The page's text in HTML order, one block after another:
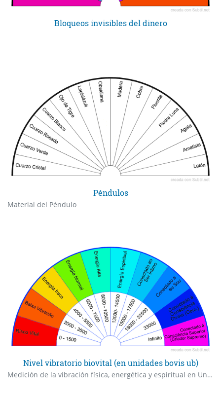
Bloqueos invisibles del dinero
Péndulos
Material del Péndulo
Nivel vibratorio biovital (en unidades bovis ub)
Medición de la vibración física, energética y espiritual en Unidades Bovis (UB).